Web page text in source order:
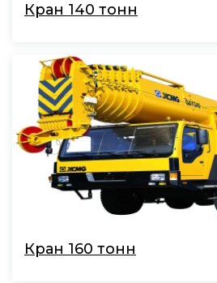
Кран 140 тонн
Кран 160 тонн